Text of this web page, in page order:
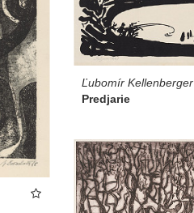
Ľubomír Kellenberger
Predjarie